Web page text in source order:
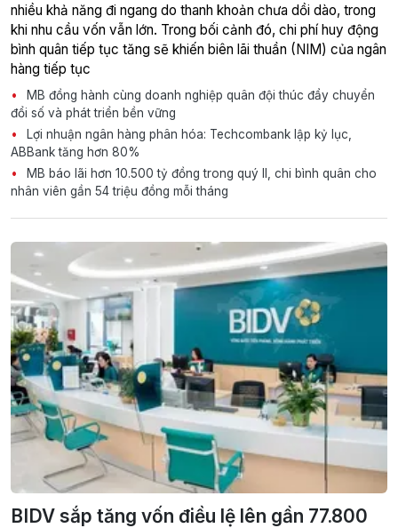
nhiều khả năng đi ngang do thanh khoản chưa dồi dào, trong
khi nhu cầu vốn vẫn lớn. Trong bối cảnh đó, chi phí huy động
bình quân tiếp tục tăng sẽ khiến biên lãi thuần (NIM) của ngân
hàng tiếp tục
MB đồng hành cùng doanh nghiệp quân đội thúc đẩy chuyển
đổi số và phát triển bền vững
Lợi nhuận ngân hàng phân hóa: Techcombank lập kỷ lục,
ABBank tăng hơn 80%
MB báo lãi hơn 10.500 tỷ đồng trong quý II, chi bình quân cho
nhân viên gần 54 triệu đồng mỗi tháng
BIDV sắp tăng vốn điều lệ lên gần 77.800